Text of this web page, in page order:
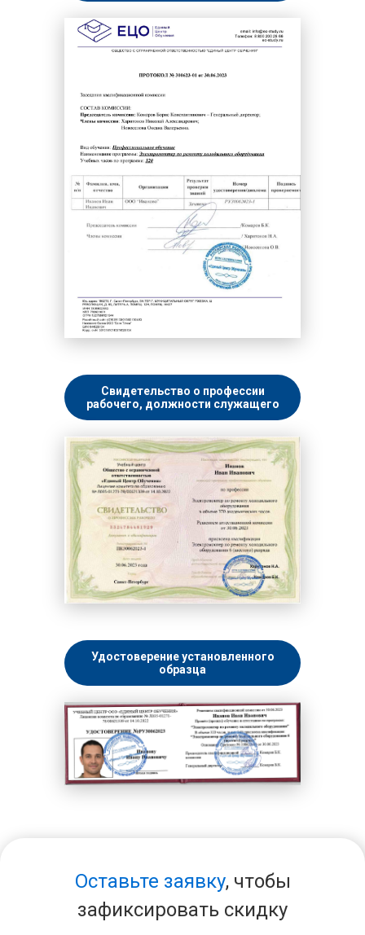
Свидетельство о профессии
рабочего, должности служащего
Удостоверение установленного
образца
Оставьте заявку, чтобы
зафиксировать скидку